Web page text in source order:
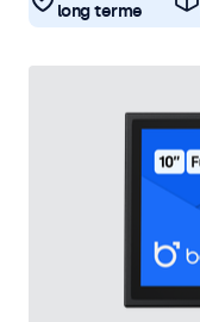
long terme